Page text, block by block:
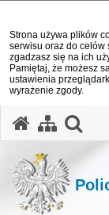
Strona używa plików
serwisu oraz do celów
zgadzasz się na ich
Pamiętaj, że możesz
ustawienia
wyrażenie zgody.